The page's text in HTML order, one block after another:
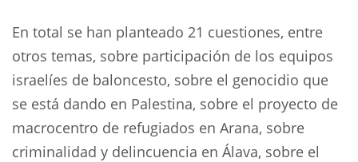
En total se han planteado 21 cuestiones, entre
otros temas, sobre participación de los equipos
israelíes de baloncesto, sobre el genocidio que
se está dando en Palestina, sobre el proyecto de
macrocentro de refugiados en Arana, sobre
criminalidad y delincuencia en Álava, sobre el